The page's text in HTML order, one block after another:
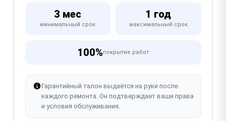
3 мес
минимальный срок
1 год
максимальный срок
100%покрытие работ
Гарантийный талон выдаётся на руки после
каждого ремонта. Он подтверждает ваши права
и условия обслуживания.